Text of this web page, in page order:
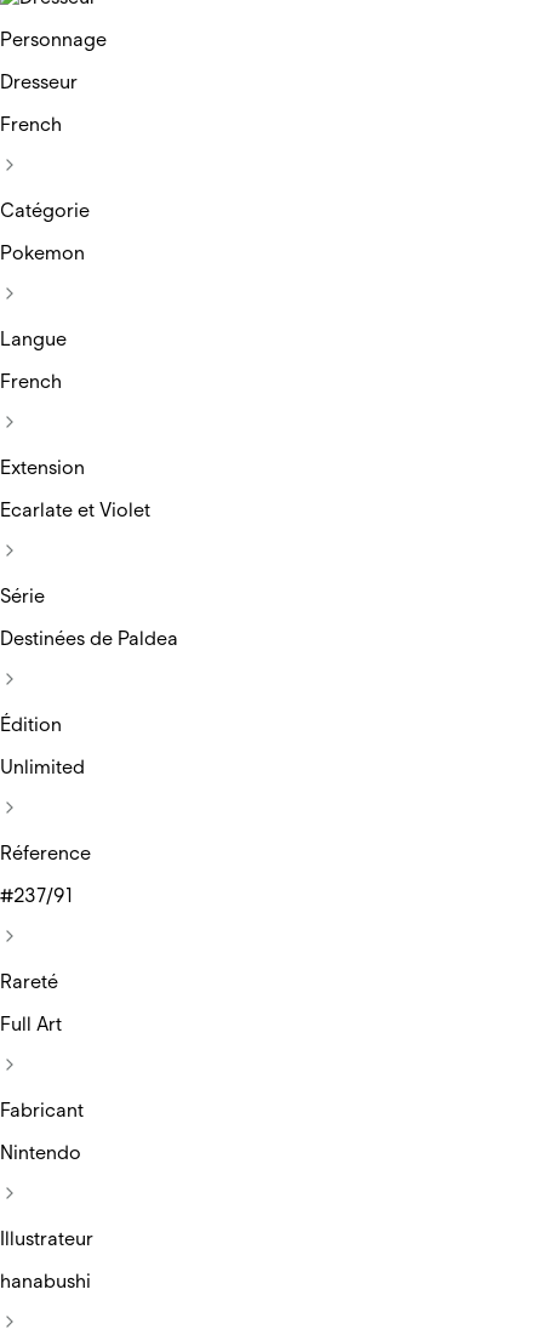
Personnage
Dresseur
French
Catégorie
Pokemon
Langue
French
Extension
Ecarlate et Violet
Série
Destinées de Paldea
Édition
Unlimited
Réference
#237/91
Rareté
Full Art
Fabricant
Nintendo
Illustrateur
hanabushi